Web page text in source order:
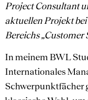
Project Consultant
aktuellen Projekt
Bereichs „Customer
In meinem BWL
Internationales
Schwerpunktfächer